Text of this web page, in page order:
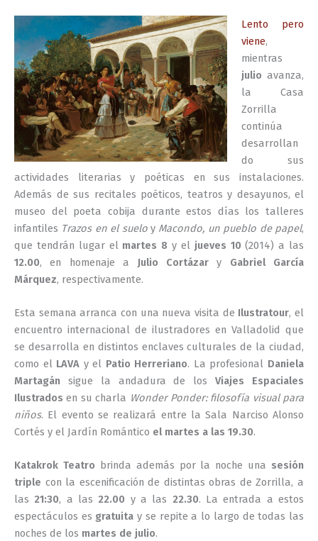
Lento pero
viene,
mientras
julio avanza,
la Casa
Zorrilla
continúa
desarrollan
do sus
actividades literarias y poéticas en sus instalaciones.
Además de sus recitales poéticos, teatros y desayunos, el
museo del poeta cobija durante estos días los talleres
infantiles Trazos en el sueloy Macondo, un pueblo de papel,
que tendrán lugar el martes 8 y el jueves 10 (2014) a las
12.00, en homenaje a Julio Cortázary Gabriel García
Márquez, respectivamente.
Esta semana arranca con una nueva visita de Ilustratour, el
encuentro internacional de ilustradores en Valladolid que
se desarrolla en distintos enclaves culturales de la ciudad,
como el LAVA y el Patio Herreriano. La profesional Daniela
Martagán sigue la andadura de losViajes Espaciales
Ilustrados en su charla Wonder Ponder: filosofía visual para
niños. El evento se realizará entre la Sala Narciso Alonso
Cortés y el Jardín Romántico el martes a las 19.30.
Katakrok Teatro brinda además por la noche una sesión
triple con la escenificación de distintas obras de Zorrilla, a
las 21:30, a las 22.00 y a las 22.30. La entrada a estos
espectáculos es gratuita y se repite a lo largo de todas las
noches de los martes de julio.